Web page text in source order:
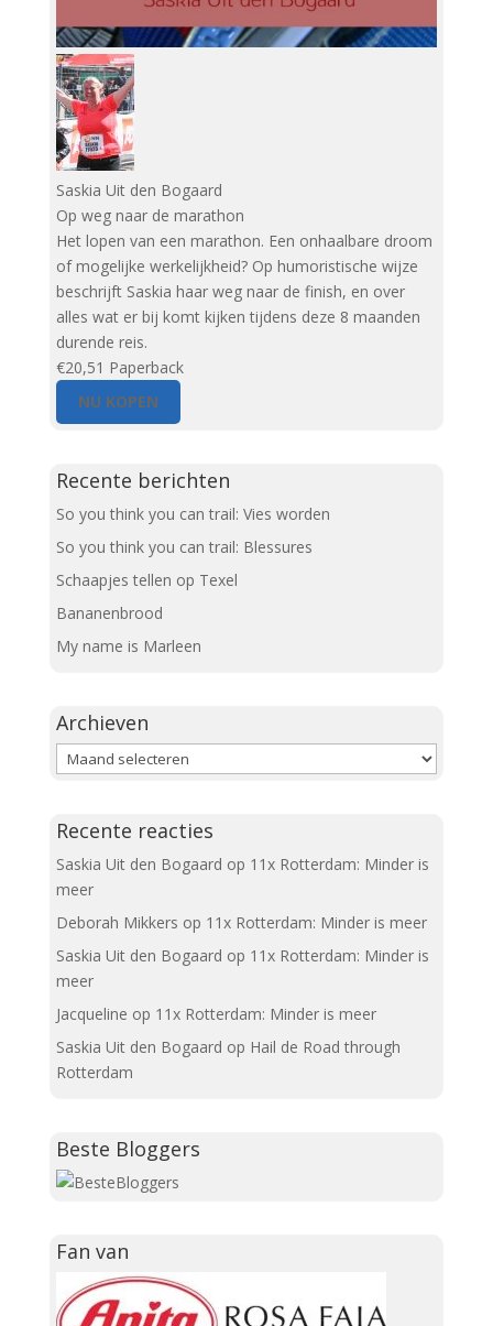
Saskia Uit den Bogaard
Op weg naar de marathon
Het lopen van een marathon. Een onhaalbare droom
of mogelijke werkelijkheid? Op humoristische wijze
beschrijft Saskia haar weg naar de finish, en over
alles wat er bij komt kijken tijdens deze 8 maanden
durende reis.
€20,51 Paperback
NU KOPEN
Recente berichten
So you think you can trail: Vies worden
So you think you can trail: Blessures
Schaapjes tellen op Texel
Bananenbrood
My name is Marleen
Archieven
Archieven
Recente reacties
Saskia Uit den Bogaard op 11x Rotterdam: Minder is
meer
Deborah Mikkers op 11x Rotterdam: Minder is meer
Saskia Uit den Bogaard op 11x Rotterdam: Minder is
meer
Jacqueline op 11x Rotterdam: Minder is meer
Saskia Uit den Bogaard op Hail de Road through
Rotterdam
Beste Bloggers
Fan van